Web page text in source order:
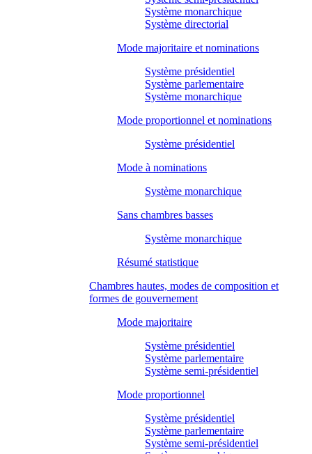
Système monarchique
Système directorial
Mode majoritaire et nominations
Système présidentiel
Système parlementaire
Système monarchique
Mode proportionnel et nominations
Système présidentiel
Mode à nominations
Système monarchique
Sans chambres basses
Système monarchique
Résumé statistique
Chambres hautes, modes de composition et
formes de gouvernement
Mode majoritaire
Système présidentiel
Système parlementaire
Système semi-présidentiel
Mode proportionnel
Système présidentiel
Système parlementaire
Système semi-présidentiel